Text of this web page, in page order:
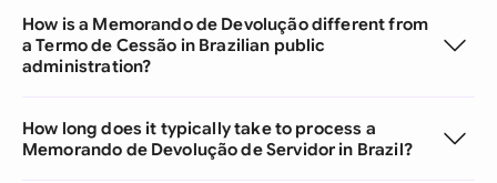
How is a Memorando de Devolução different from
a Termo de Cessão in Brazilian public
administration?
How long does it typically take to process a
Memorando de Devolução de Servidor in Brazil?